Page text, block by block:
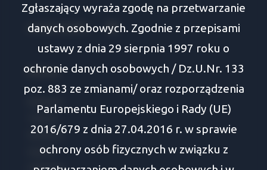
social media Facebook
Oferty
Wasilków
Supraśl
Zgłaszający wyraża zgodę na przetwarzanie
danych osobowych. Zgodnie z przepisami
ustawy z dnia 29 sierpnia 1997 roku o
ochronie danych osobowych / Dz.U.Nr. 133
poz. 883 ze zmianami/ oraz rozporządzenia
Parlamentu Europejskiego i Rady (UE)
2016/679 z dnia 27.04.2016 r. w sprawie
ochrony osób fizycznych w związku z